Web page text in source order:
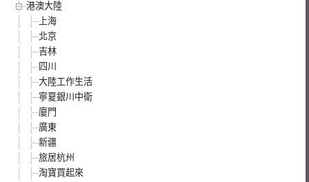
港澳大陸
上海
北京
吉林
四川
大陸工作生活
寧夏銀川中衛
廈門
廣東
新疆
旅居杭州
淘寶買起來